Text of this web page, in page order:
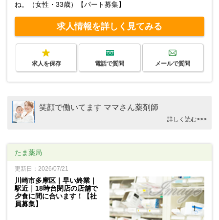
ね。（女性・33歳）【パート募集】
求人情報を詳しく見てみる
求人を保存 電話で質問 メールで質問
笑顔で働いてます ママさん薬剤師
詳しく読む>>>
たま薬局
更新日：2026/07/21
川崎市多摩区｜早い終業｜
駅近｜18時台閉店の店舗で
夕食に間に合います！【社
員募集】